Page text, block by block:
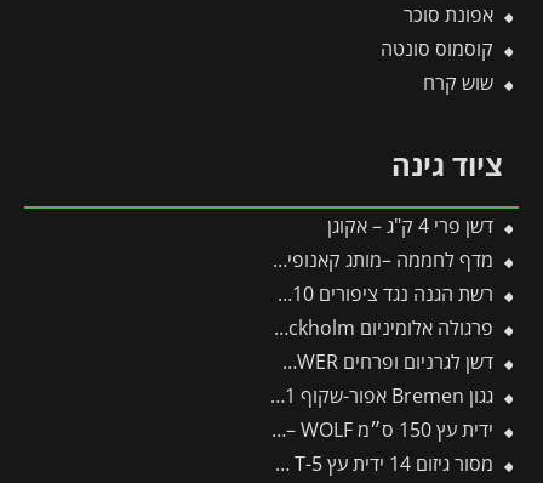
אפונת סוכר
קוסמוס סונטה
שוש קרח
ציוד גינה
דשן פרי 4 ק"ג – אקוגן
מדף לחממה –מותג קאנופיה 4 יח'
רשת הגנה נגד ציפורים 10*8 מטר
פרגולה אלומיניום Stockholm שקופה 3.4X8.1 עיצוב מודרני מבית Canopia
דשן לגרניום ופרחים FLOWER
גגון Bremen אפור-שקוף 0.9X2.1 עיצוב מודרני מבית פלרם – Canopia
ידית עץ 150 ס״מ ZM150 – WOLF
מסור גיזום 14 ידית עץ T-5 -תבור